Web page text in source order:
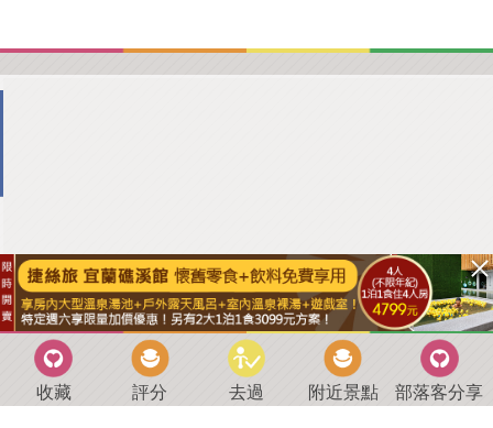
收藏 評分 去過 附近景點 部落客分享